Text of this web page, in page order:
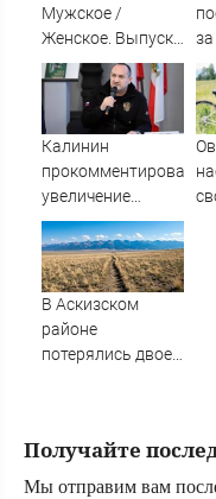
Мужское /
Женское. Выпуск
от 31.10.2025
Калинин
прокомментировал
увеличение
пенсий для детей,
оставшихся без
родителей
В Аскизском
районе
потерялись двое
Получайте
Мы отправим вам